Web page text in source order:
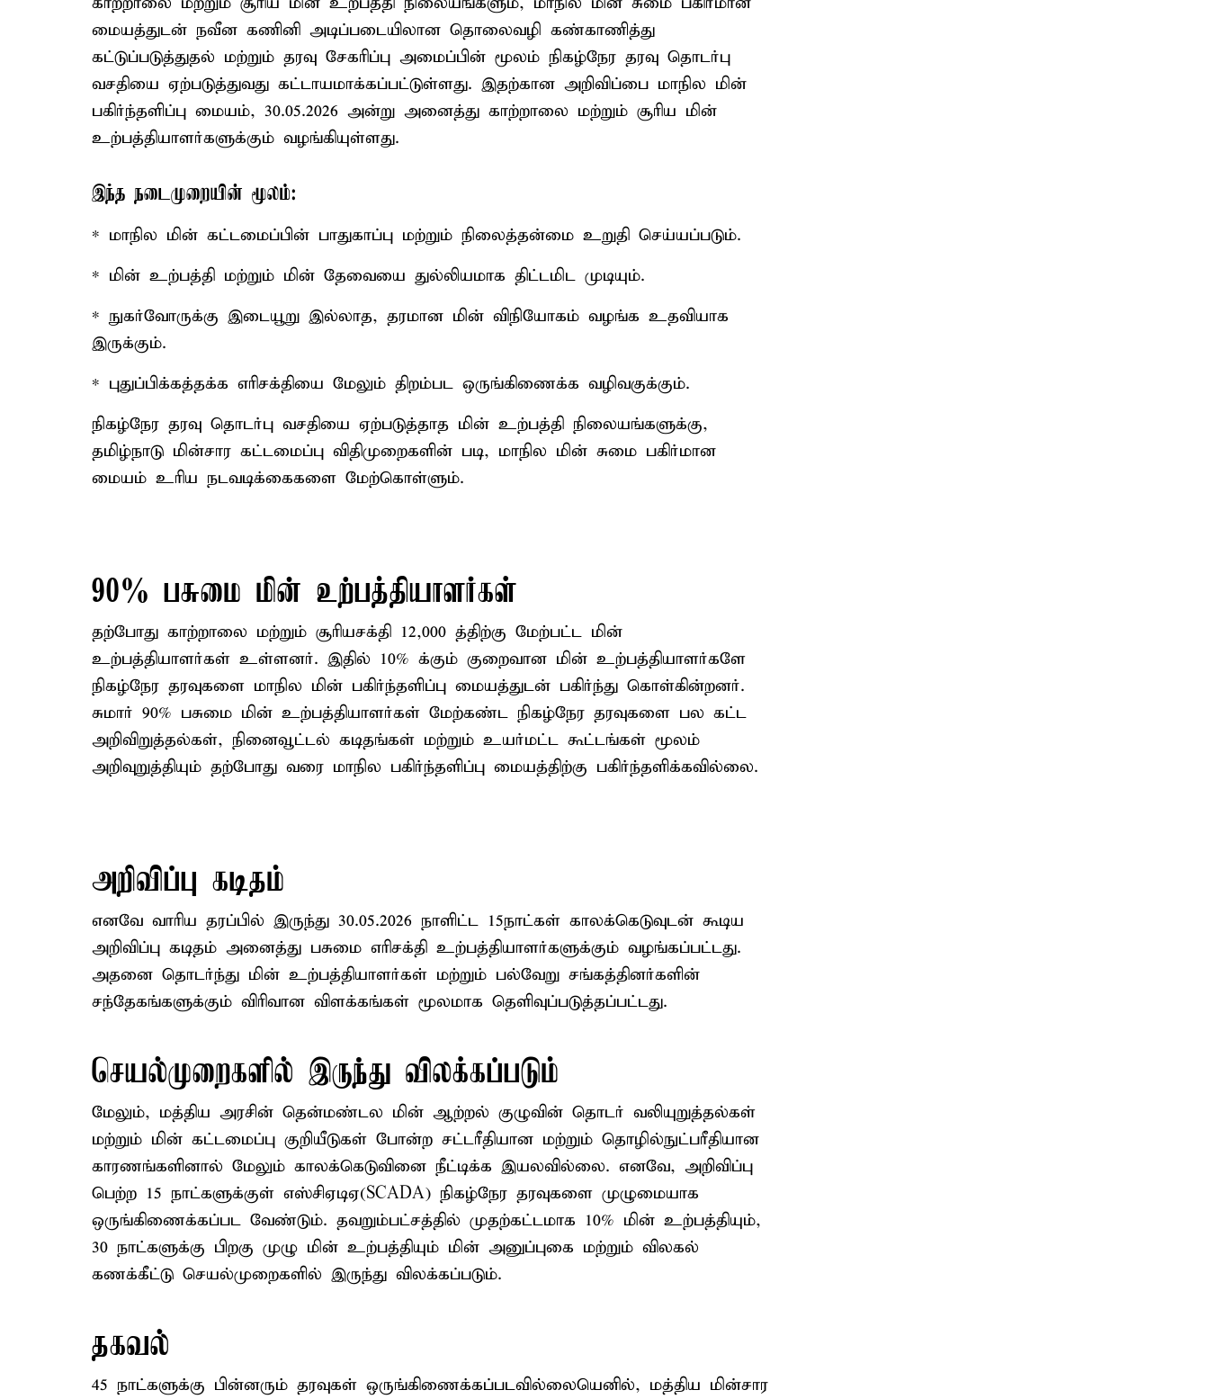
மையத்துடன் நவீன கணினி அடிப்படையிலான தொலைவழி கண்காணித்து
கட்டுப்படுத்துதல் மற்றும் தரவு சேகரிப்பு அமைப்பின் மூலம் நிகழ்நேர தரவு தொடர்பு
வசதியை ஏற்படுத்துவது கட்டாயமாக்கப்பட்டுள்ளது. இதற்கான அறிவிப்பை மாநில மின்
பகிர்ந்தளிப்பு மையம், 30.05.2026 அன்று அனைத்து காற்றாலை மற்றும் சூரிய மின்
உற்பத்தியாளர்களுக்கும் வழங்கியுள்ளது.
இந்த நடைமுறையின் மூலம்:
* மாநில மின் கட்டமைப்பின் பாதுகாப்பு மற்றும் நிலைத்தன்மை உறுதி செய்யப்படும்.
* மின் உற்பத்தி மற்றும் மின் தேவையை துல்லியமாக திட்டமிட முடியும்.
* நுகர்வோருக்கு இடையூறு இல்லாத, தரமான மின் விநியோகம் வழங்க உதவியாக
இருக்கும்.
* புதுப்பிக்கத்தக்க எரிசக்தியை மேலும் திறம்பட ஒருங்கிணைக்க வழிவகுக்கும்.
நிகழ்நேர தரவு தொடர்பு வசதியை ஏற்படுத்தாத மின் உற்பத்தி நிலையங்களுக்கு,
தமிழ்நாடு மின்சார கட்டமைப்பு விதிமுறைகளின் படி, மாநில மின் சுமை பகிர்மான
மையம் உரிய நடவடிக்கைகளை மேற்கொள்ளும்.
90% பசுமை மின் உற்பத்தியாளர்கள்
தற்போது காற்றாலை மற்றும் சூரியசக்தி 12,000 த்திற்கு மேற்பட்ட மின்
உற்பத்தியாளர்கள் உள்ளனர். இதில் 10% க்கும் குறைவான மின் உற்பத்தியாளர்களே
நிகழ்நேர தரவுகளை மாநில மின் பகிர்ந்தளிப்பு மையத்துடன் பகிர்ந்து கொள்கின்றனர்.
சுமார் 90% பசுமை மின் உற்பத்தியாளர்கள் மேற்கண்ட நிகழ்நேர தரவுகளை பல கட்ட
அறிவிறுத்தல்கள், நினைவூட்டல் கடிதங்கள் மற்றும் உயர்மட்ட கூட்டங்கள் மூலம்
அறிவுறுத்தியும் தற்போது வரை மாநில பகிர்ந்தளிப்பு மையத்திற்கு பகிர்ந்தளிக்கவில்லை.
அறிவிப்பு கடிதம்
எனவே வாரிய தரப்பில் இருந்து 30.05.2026 நாளிட்ட 15நாட்கள் காலக்கெடுவுடன் கூடிய
அறிவிப்பு கடிதம் அனைத்து பசுமை எரிசக்தி உற்பத்தியாளர்களுக்கும் வழங்கப்பட்டது.
அதனை தொடர்ந்து மின் உற்பத்தியாளர்கள் மற்றும் பல்வேறு சங்கத்தினர்களின்
சந்தேகங்களுக்கும் விரிவான விளக்கங்கள் மூலமாக தெளிவுப்படுத்தப்பட்டது.
செயல்முறைகளில் இருந்து விலக்கப்படும்
மேலும், மத்திய அரசின் தென்மண்டல மின் ஆற்றல் குழுவின் தொடர் வலியுறுத்தல்கள்
மற்றும் மின் கட்டமைப்பு குறியீடுகள் போன்ற சட்டரீதியான மற்றும் தொழில்நுட்பரீதியான
காரணங்களினால் மேலும் காலக்கெடுவினை நீட்டிக்க இயலவில்லை. எனவே, அறிவிப்பு
பெற்ற 15 நாட்களுக்குள் எஸ்சிஏடிஏ(SCADA) நிகழ்நேர தரவுகளை முழுமையாக
ஒருங்கிணைக்கப்பட வேண்டும். தவறும்பட்சத்தில் முதற்கட்டமாக 10% மின் உற்பத்தியும்,
30 நாட்களுக்கு பிறகு முழு மின் உற்பத்தியும் மின் அனுப்புகை மற்றும் விலகல்
கணக்கீட்டு செயல்முறைகளில் இருந்து விலக்கப்படும்.
தகவல்
45 நாட்களுக்கு பின்னரும் தரவுகள் ஒருங்கிணைக்கப்படவில்லையெனில், மத்திய மின்சார